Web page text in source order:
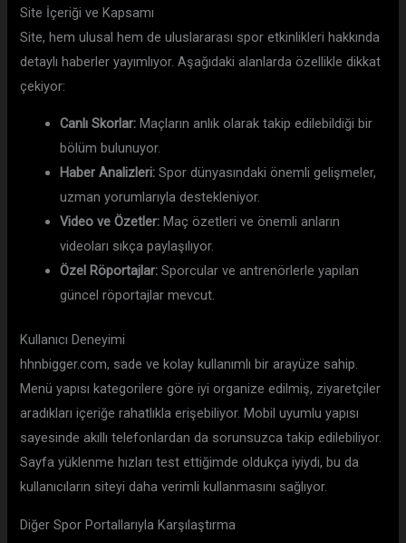
Site İçeriği ve Kapsamı
Site, hem ulusal hem de uluslararası spor etkinlikleri hakkında
detaylı haberler yayımlıyor. Aşağıdaki alanlarda özellikle dikkat
çekiyor:
Canlı Skorlar: Maçların anlık olarak takip edilebildiği bir
bölüm bulunuyor.
Haber Analizleri: Spor dünyasındaki önemli gelişmeler,
uzman yorumlarıyla destekleniyor.
Video ve Özetler: Maç özetleri ve önemli anların
videoları sıkça paylaşılıyor.
Özel Röportajlar: Sporcular ve antrenörlerle yapılan
güncel röportajlar mevcut.
Kullanıcı Deneyimi
hhnbigger.com, sade ve kolay kullanımlı bir arayüze sahip.
Menü yapısı kategorilere göre iyi organize edilmiş, ziyaretçiler
aradıkları içeriğe rahatlıkla erişebiliyor. Mobil uyumlu yapısı
sayesinde akıllı telefonlardan da sorunsuzca takip edilebiliyor.
Sayfa yüklenme hızları test ettiğimde oldukça iyiydi, bu da
kullanıcıların siteyi daha verimli kullanmasını sağlıyor.
Diğer Spor Portallarıyla Karşılaştırma